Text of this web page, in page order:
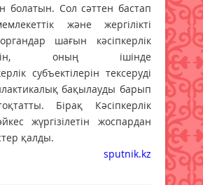
болатын. Сол сәттен бастап
және жергілікті
шағын кәсіпкерлік
оның ішінде
субъектілерін тексеруді
бақылауды барып
Бірақ Кәсіпкерлік
жүргізілетін жоспардан
қалды.
sputnik.kz